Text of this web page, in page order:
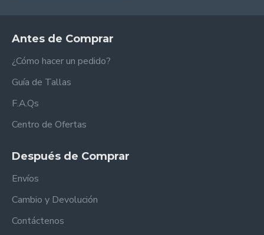
Antes de Comprar
¿Cómo hacer un pedido?
Guía de Tallas
F.A.Qs
Centro de Ofertas
Después de Comprar
Envíos
Cambio y Devolución
Contáctenos